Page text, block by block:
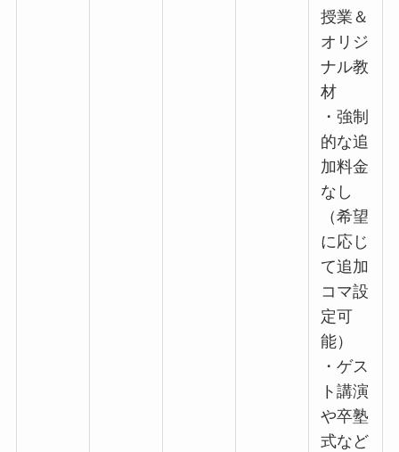
授業＆
オリジ
ナル教
材
・強制
的な追
加料金
なし
（希望
に応じ
て追加
コマ設
定可
能）
・ゲス
ト講演
や卒塾
式など